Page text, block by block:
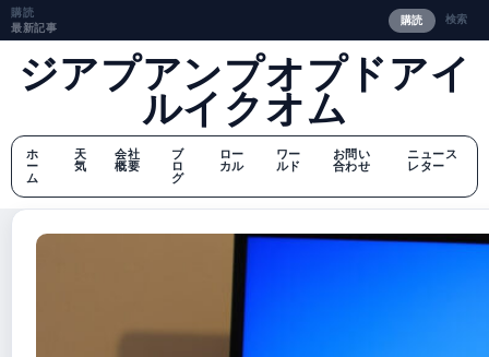
購読
最新記事
購読 検索
ジアプアンプオプドアイ
ルイクオム
ホ
ー
ム
天
気
会社
概要
ブ
ロ
グ
ロー
カル
ワー
ルド
お問い
合わせ
ニュース
レター